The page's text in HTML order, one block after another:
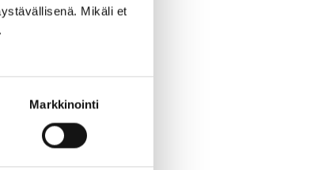
Mikäli et
Markkinointi